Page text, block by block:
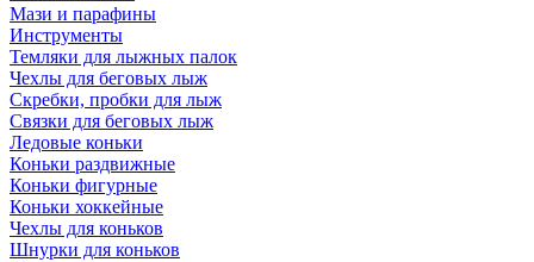
Мази и парафины
Инструменты
Темляки для лыжных палок
Чехлы для беговых лыж
Скребки, пробки для лыж
Связки для беговых лыж
Ледовые коньки
Коньки раздвижные
Коньки фигурные
Коньки хоккейные
Чехлы для коньков
Шнурки для коньков